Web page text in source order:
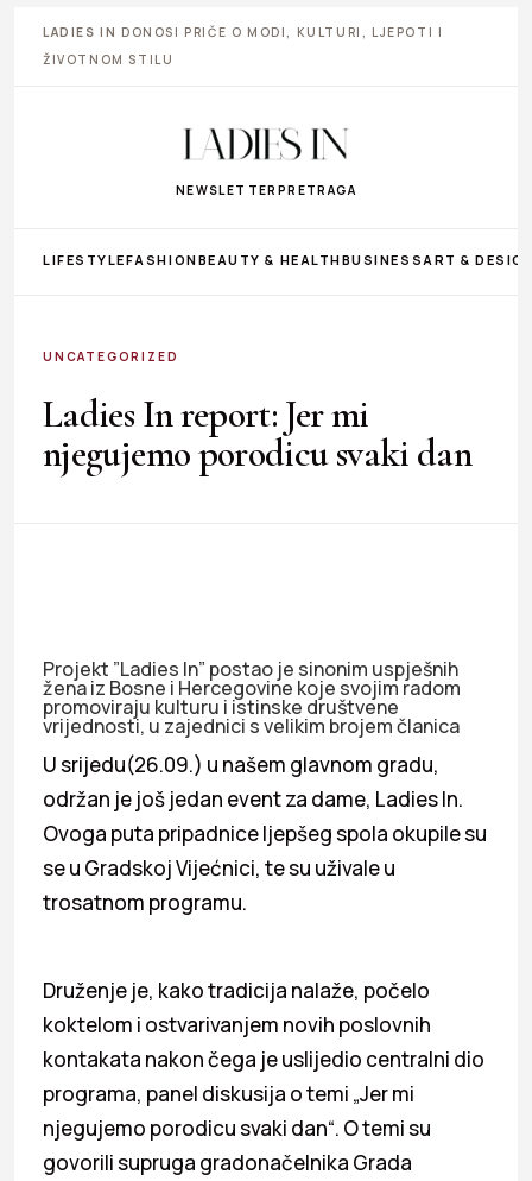
LADIES IN DONOSI PRIČE O MODI, KULTURI, LJEPOTI I
ŽIVOTNOM STILU
NEWSLETTER PRETRAGA
LIFESTYLEFASHIONBEAUTY & HEALTHBUSINESS ART &
UNCATEGORIZED
Ladies In report: Jer mi
njegujemo porodicu svaki dan
Projekt ”Ladies In” postao je sinonim uspješnih
žena iz Bosne i Hercegovine koje svojim radom
promoviraju kulturu i istinske društvene
vrijednosti, u zajednici s velikim brojem članica
U srijedu(26.09.) u našem glavnom gradu,
održan je još jedan event za dame, Ladies In.
Ovoga puta pripadnice ljepšeg spola okupile su
se u Gradskoj Vijećnici, te su uživale u
trosatnom programu.
Druženje je, kako tradicija nalaže, počelo
koktelom i ostvarivanjem novih poslovnih
kontakata nakon čega je uslijedio centralni dio
programa, panel diskusija o temi „Jer mi
njegujemo porodicu svaki dan“. O temi su
govorili supruga gradonačelnika Grada